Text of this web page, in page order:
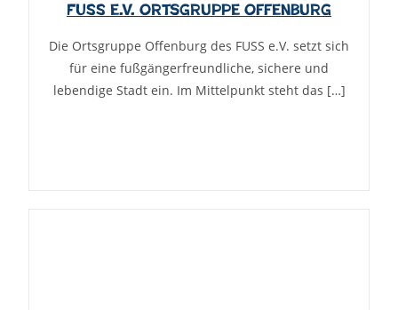
FUSS e.V. Ortsgruppe Offenburg
Die Ortsgruppe Offenburg des FUSS e.V. setzt sich
für eine fußgängerfreundliche, sichere und
lebendige Stadt ein. Im Mittelpunkt steht das […]